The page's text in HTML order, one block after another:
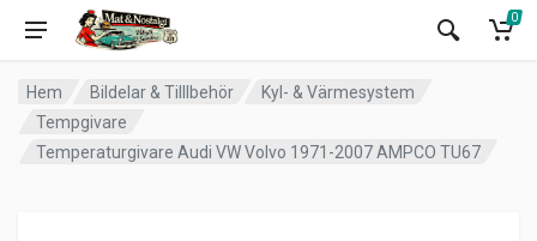
0
Hem Bildelar & Tilllbehör
Kyl- & Värmesystem
Tempgivare
Temperaturgivare Audi VW Volvo 1971-2007 AMPCO TU67